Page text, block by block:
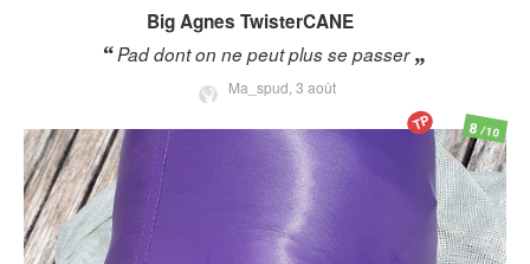
Big Agnes TwisterCANE
Pad dont on ne peut plus se passer
Ma_spud, 3 août
8/10
TP